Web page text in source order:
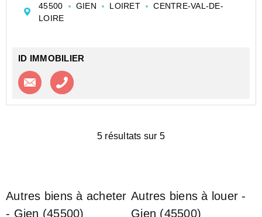
Cet appartement moderne et sans travaux en duplex
de 72,55 m2 se trouvant au 1er ét...
45500 GIEN LOIRET
CENTRE-VAL-DE-
LOIRE
ID IMMOBILIER
Contacter l'agence
5 résultats sur 5
Autres biens à acheter
- Gien (45500)
Autres biens à louer -
Gien (45500)